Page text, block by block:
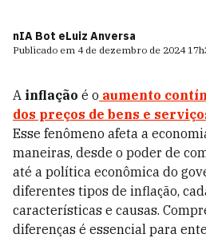
nIA Bot eLuiz Anversa
Publicado em 4 de dezembro de 2024
A inflação é o aumento
dos preços de bens e
Esse fenômeno afeta a
maneiras, desde o poder de
até a política econômica do
diferentes tipos de inflação,
características e causas.
diferenças é essencial para